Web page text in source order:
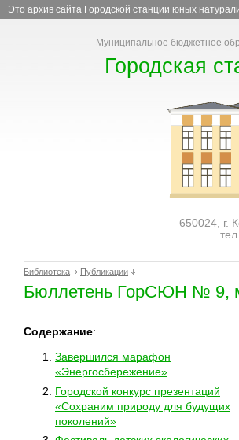
Это архив сайта Городской станции юных
Муниципальное бюджетное
Городская
650024, г.
Библиотека Публикации
Бюллетень ГорСЮН № 9,
Содержание:
Завершился марафон
«Энергосбережение»
Городской конкурс презентаций
«Сохраним природу для будущих
поколений»